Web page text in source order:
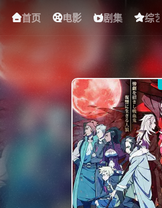
首页 电影 剧集 综艺
下载客户端